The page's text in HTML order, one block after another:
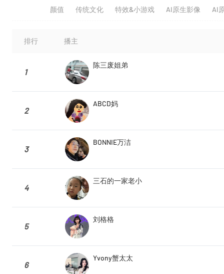
颜值
传统文化 特效&小游戏 AI原生影像 AI
排行 播主
1
陈三废姐弟
2
ABCD妈
3
BONNIE万洁
4
三石的一家老小
5
刘格格
6
Yvony蟹太太